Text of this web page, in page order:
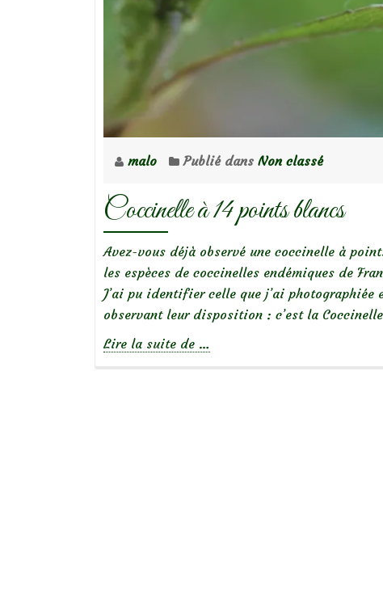
malo Publié dans Non classé
Coccinelle à 14 points blancs
Avez-vous déjà observé une coccinelle à
les espèces de coccinelles endémiques de
J’ai pu identifier celle que j’ai
observant leur disposition : c’est la
Lire la suite de …